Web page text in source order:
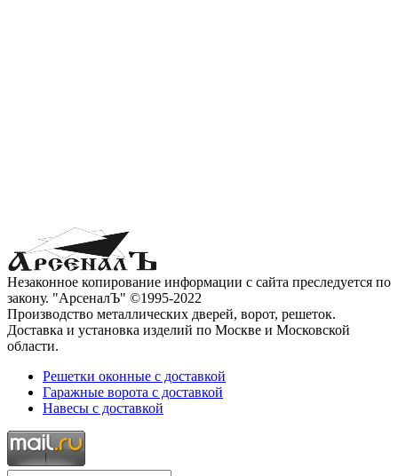
Незаконное копирование информации с сайта преследуется по
закону. "АрсеналЪ" ©1995-2022
Производство металлических дверей, ворот, решеток.
Доставка и установка изделий по Москве и Московской
области.
Решетки оконные с доставкой
Гаражные ворота с доставкой
Навесы с доставкой